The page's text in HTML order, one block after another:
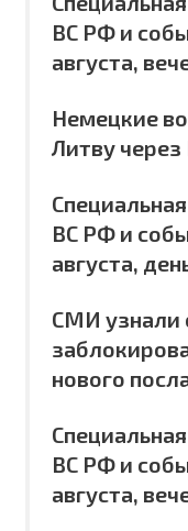
ВС РФ и
августа,
Немецкие
Литву
ВС РФ и
августа,
СМИ узнали
нового
ВС РФ и
августа,